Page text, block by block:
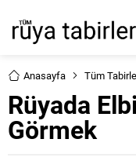
Anasayfa Tüm
Rüyada
Görmek